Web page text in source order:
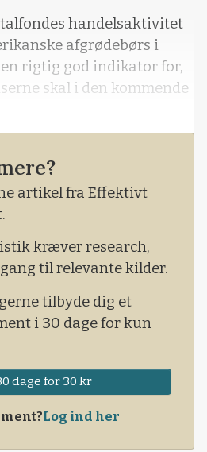
handelsaktivitet
afgrødebørs i
rigtig god indikator for,
skal i den kommende
artikel fra Effektivt
kræver research,
til relevante kilder.
tilbyde dig et
i 30 dage for kun
dage for 30 kr
Log ind her